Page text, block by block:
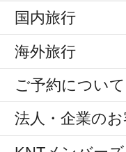
国内旅行
海外旅行
ご予約について
法人・企業のお